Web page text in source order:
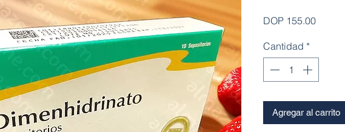
DOP 155.00Precio
Cantidad *
Agregar al carrito